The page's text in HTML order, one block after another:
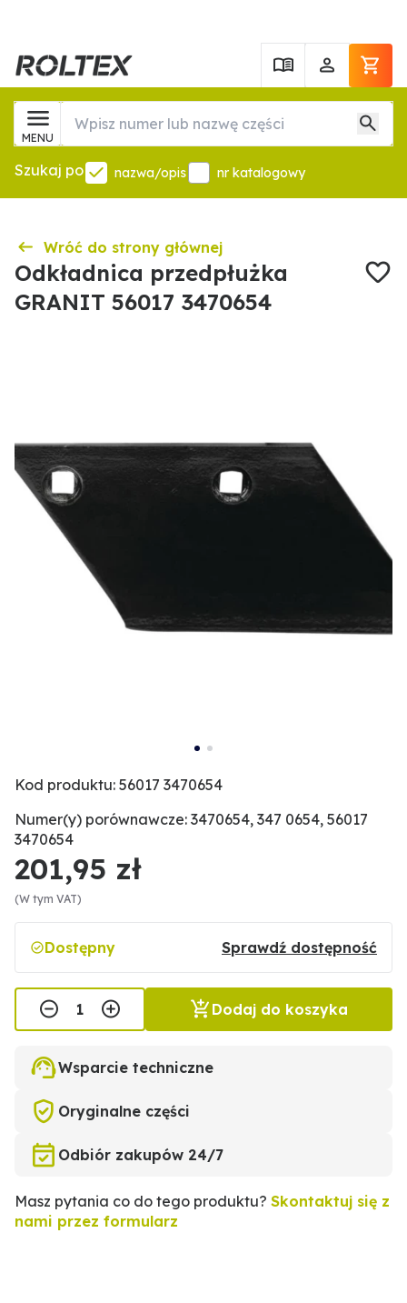
MENU
Szukaj po nazwa/opis nr katalogowy
Wróć do strony głównej
Odkładnica przedpłużka
GRANIT 56017 3470654
Kod produktu: 56017 3470654
Numer(y) porównawcze: 3470654, 347 0654, 56017
3470654
201,95 zł
(W tym VAT)
Dostępny Sprawdź dostępność
Dodaj do koszyka
Wsparcie techniczne
Oryginalne części
Odbiór zakupów 24/7
Masz pytania co do tego produktu? Skontaktuj się z
nami przez formularz